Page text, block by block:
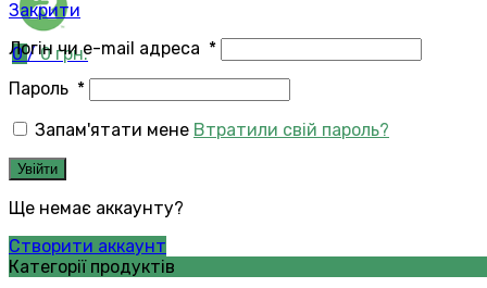
0/ 0 грн.
Закрити
Логін чи e-mail адреса *
Пароль *
Запам'ятати мене Втратили свій пароль?
Увійти
Ще немає аккаунту?
Створити аккаунт
Категорії продуктів